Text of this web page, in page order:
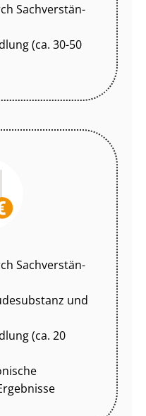
Sach­ver­stän­
(ca. 30-50
Sach­ver­stän­
und
(ca. 20